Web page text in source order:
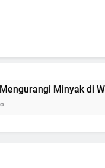
di Wajah untuk